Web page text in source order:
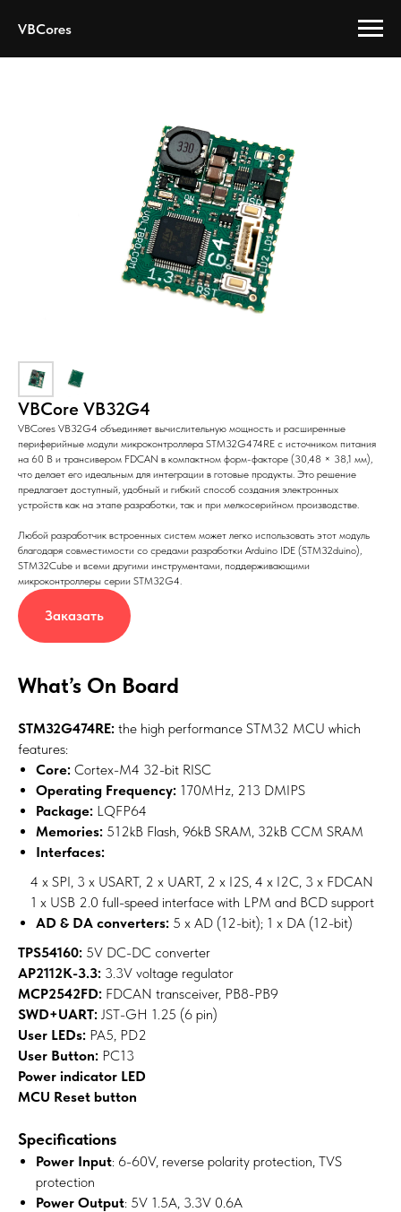
VBCores
VBCore VB32G4
VBCores VB32G4 объединяет вычислительную мощность и расширенные
периферийные модули микроконтроллера STM32G474RE с источником питания
на 60 В и трансивером FDCAN в компактном форм-факторе (30,48 × 38,1 мм),
что делает его идеальным для интеграции в готовые продукты. Это решение
предлагает доступный, удобный и гибкий способ создания электронных
устройств как на этапе разработки, так и при мелкосерийном производстве.
Любой разработчик встроенных систем может легко использовать этот модуль
благодаря совместимости со средами разработки Arduino IDE (STM32duino),
STM32Cube и всеми другими инструментами, поддерживающими
микроконтроллеры серии STM32G4.
Заказать
What’s On Board
STM32G474RE: the high performance STM32 MCU which
features:
Core: Cortex-M4 32-bit RISC
Operating Frequency: 170MHz, 213 DMIPS
Package: LQFP64
Memories: 512kB Flash, 96kB SRAM, 32kB CCM SRAM
Interfaces:
4 x SPI, 3 x USART, 2 x UART, 2 x I2S, 4 x I2C, 3 x FDCAN
1 x USB 2.0 full-speed interface with LPM and BCD support
AD & DA converters: 5 x AD (12-bit); 1 x DA (12-bit)
TPS54160: 5V DC-DC converter
AP2112K-3.3: 3.3V voltage regulator
MCP2542FD: FDCAN transceiver, PB8-PB9
SWD+UART: JST-GH 1.25 (6 pin)
User LEDs: PA5, PD2
User Button: PC13
Power indicator LED
MCU Reset button
Specifications
Power Input: 6-60V, reverse polarity protection, TVS
protection
Power Output: 5V 1.5A, 3.3V 0.6A